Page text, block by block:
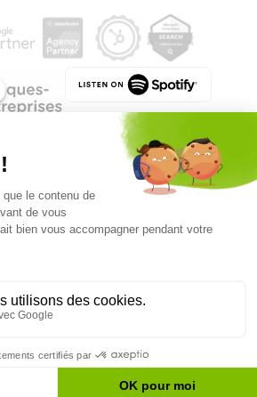
en
marketing digital :
clients
Référenceur Belgique
Référenceur Suisse
Mentions légales•Politique de confidentialité
Linkedin